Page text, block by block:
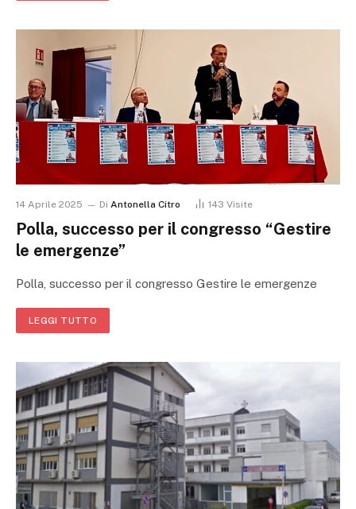
14 Aprile 2025 Di Antonella Citro 143 Visite
Polla, successo per il congresso “Gestire
le emergenze”
Polla, successo per il congresso Gestire le emergenze
LEGGI TUTTO